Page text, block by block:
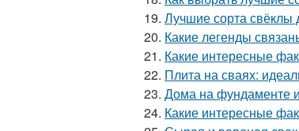
19. Лучшие сорта свёклы
20. Какие легенды
21. Какие интересные
22. Плита на сваях:
23. Дома на фундаменте
24. Какие интересные